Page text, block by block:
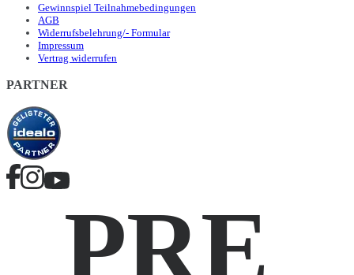
Gewinnspiel Teilnahmebedingungen
AGB
Widerrufsbelehrung/- Formular
Impressum
Vertrag widerrufen
PARTNER